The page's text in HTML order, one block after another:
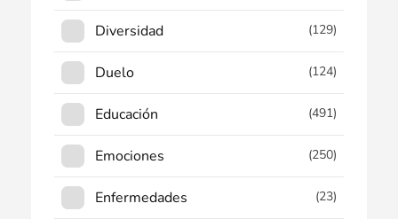
Diversidad (129)
Duelo (124)
Educación (491)
Emociones (250)
Enfermedades (23)